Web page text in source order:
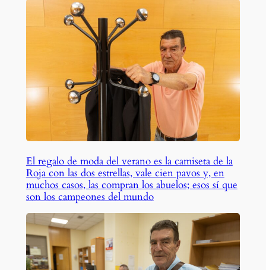
El regalo de moda del verano es la camiseta de la
Roja con las dos estrellas, vale cien pavos y, en
muchos casos, las compran los abuelos; esos sí que
son los campeones del mundo